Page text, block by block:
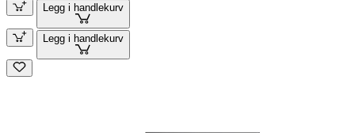
Legg i handlekurv
Legg i handlekurv